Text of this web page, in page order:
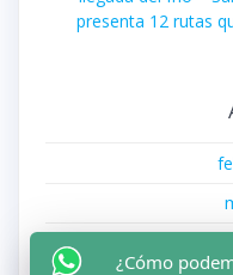
presenta 12 rutas
¿Cómo